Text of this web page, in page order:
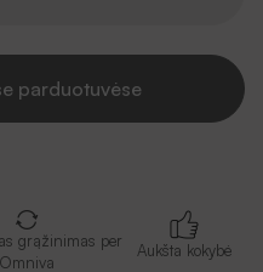
parduotuvėse
grąžinimas per
Omniva
Aukšta kokybė